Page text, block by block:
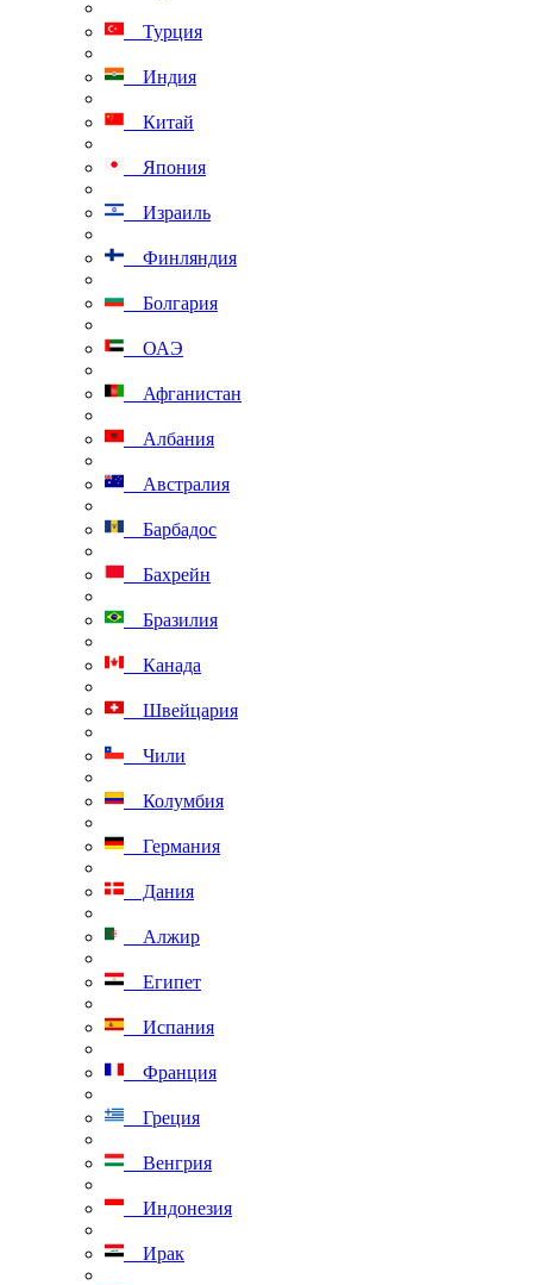
Турция
Индия
Китай
Япония
Израиль
Финляндия
Болгария
ОАЭ
Афганистан
Албания
Австралия
Барбадос
Бахрейн
Бразилия
Канада
Швейцария
Чили
Колумбия
Германия
Дания
Алжир
Египет
Испания
Франция
Греция
Венгрия
Индонезия
Ирак